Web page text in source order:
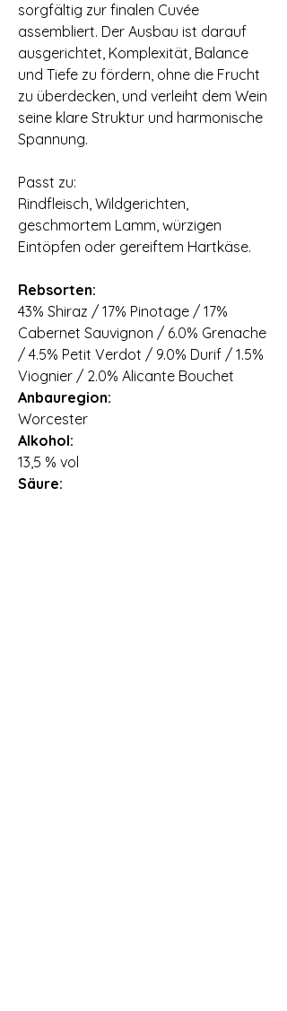
sorgfältig zur finalen Cuvée
assembliert. Der Ausbau ist darauf
ausgerichtet, Komplexität, Balance
und Tiefe zu fördern, ohne die Frucht
zu überdecken, und verleiht dem Wein
seine klare Struktur und harmonische
Spannung. ⠀
Passt zu:
Rindfleisch, Wildgerichten,
geschmortem Lamm, würzigen
Eintöpfen oder gereiftem Hartkäse. ⠀
Rebsorten:
43% Shiraz / 17% Pinotage / 17%
Cabernet Sauvignon / 6.0% Grenache
/ 4.5% Petit Verdot / 9.0% Durif / 1.5%
Viognier / 2.0% Alicante Bouchet
Anbauregion:
Worcester
Alkohol:
13,5 % vol
Säure: